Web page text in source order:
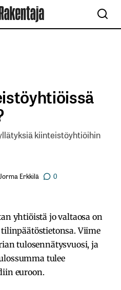
kiinteistöyhtiöihin
Erkkilä 0
yhtiöistä jo valtaosa on
Viime
tulosennätysvuosi, ja
tulee
euroon.